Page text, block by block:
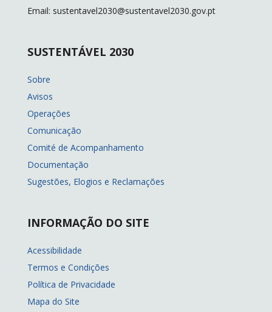
Email: sustentavel2030@sustentavel2030.gov.pt
SUSTENTÁVEL 2030
Sobre
Avisos
Operações
Comunicação
Comité de Acompanhamento
Documentação
Sugestões, Elogios e Reclamações
INFORMAÇÃO DO SITE
Acessibilidade
Termos e Condições
Política de Privacidade
Mapa do Site